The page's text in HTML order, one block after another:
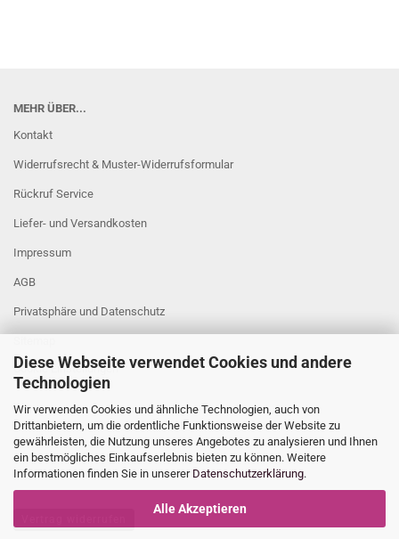
Diese Webseite verwendet Cookies und andere
Technologien
Wir verwenden Cookies und ähnliche Technologien, auch von
Drittanbietern, um die ordentliche Funktionsweise der Website zu
gewährleisten, die Nutzung unseres Angebotes zu analysieren und Ihnen
ein bestmögliches Einkaufserlebnis bieten zu können. Weitere
Informationen finden Sie in unserer Datenschutzerklärung.
Alle Akzeptieren
MEHR ÜBER...
Kontakt
Widerrufsrecht & Muster-Widerrufsformular
Rückruf Service
Liefer- und Versandkosten
Impressum
AGB
Privatsphäre und Datenschutz
Cookie Einstellungen